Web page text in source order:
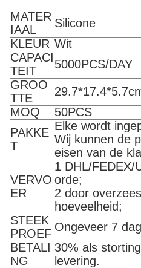
MATER
IAAL
Silicone
KLEUR Wit
CAPACI
TEIT
5000PCS/DAY
GROO
TTE
MOQ
50PCS
PAKKE
T
Elke wordt
Wij kunnen de
eisen van de
VERVO
ER
1 DHL/FEDEX/
orde;
2 door
hoeveelheid;
STEEK
PROEF Ongeveer 7
BETALI
NG
30% als
levering.